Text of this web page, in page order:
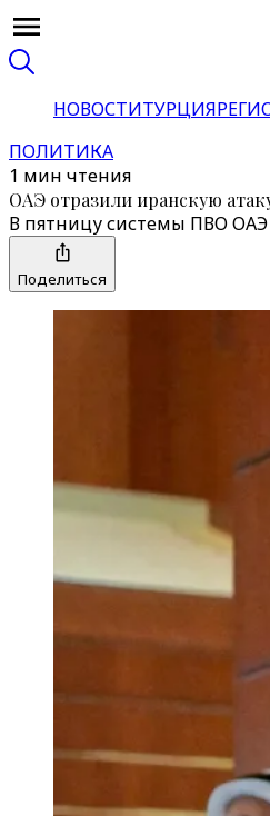
НОВОСТИТУРЦИЯ
ПОЛИТИКА
1 мин чтения
ОАЭ отразили иранскую
В пятницу системы ПВО ОАЭ
Поделиться